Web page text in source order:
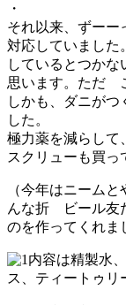
・
それ以来、ずーー
対応していました
しているとつかな
思います。ただ
しかも、ダニがつ
した。
極力薬を減らして
スクリューも買っ
（今年はニーム
んな折 ビール友
のを作ってくれま
内容は精製水
ス、ティートゥリ